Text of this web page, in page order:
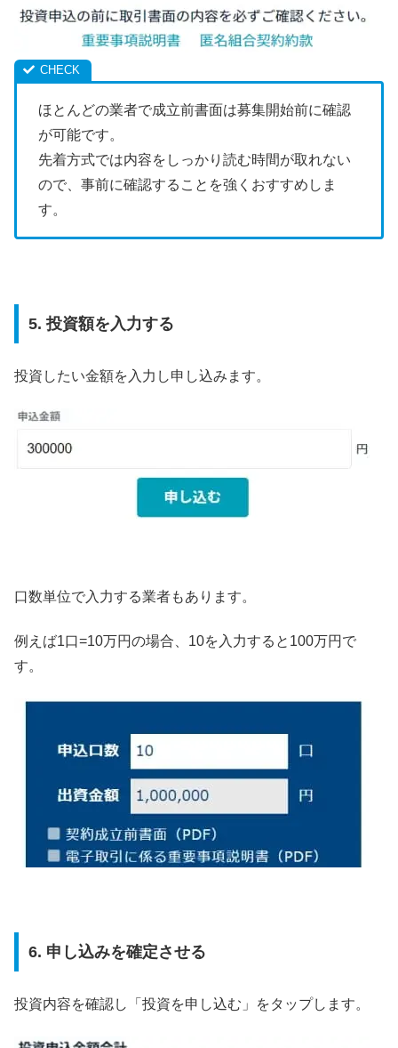
ほとんどの業者で成立前書面は募集開始前に確認
が可能です。
先着方式では内容をしっかり読む時間が取れない
ので、事前に確認することを強くおすすめしま
す。
5. 投資額を入力する
投資したい金額を入力し申し込みます。
口数単位で入力する業者もあります。
例えば1口=10万円の場合、10を入力すると100万円で
す。
6. 申し込みを確定させる
投資内容を確認し「投資を申し込む」をタップします。